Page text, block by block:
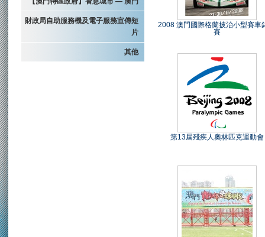
財政局自助服務機及電子服務宣傳短
片
其他
2008 澳門國際格蘭披治小型賽車
賽
第13屆殘疾人奧林匹克運動會